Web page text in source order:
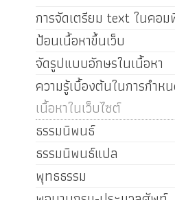
การจัดเตรียม text ในคอม
ป้อนเนื้อหาขึ้นเว็บ
จัดรูปแบบอักษรในเนื้อหา
ความรู้เบื้องต้นในการกำห
เนื้อหาในเว็บไซต์
ธรรมนิพนธ์
ธรรมนิพนธ์แปล
พุทธธรรม